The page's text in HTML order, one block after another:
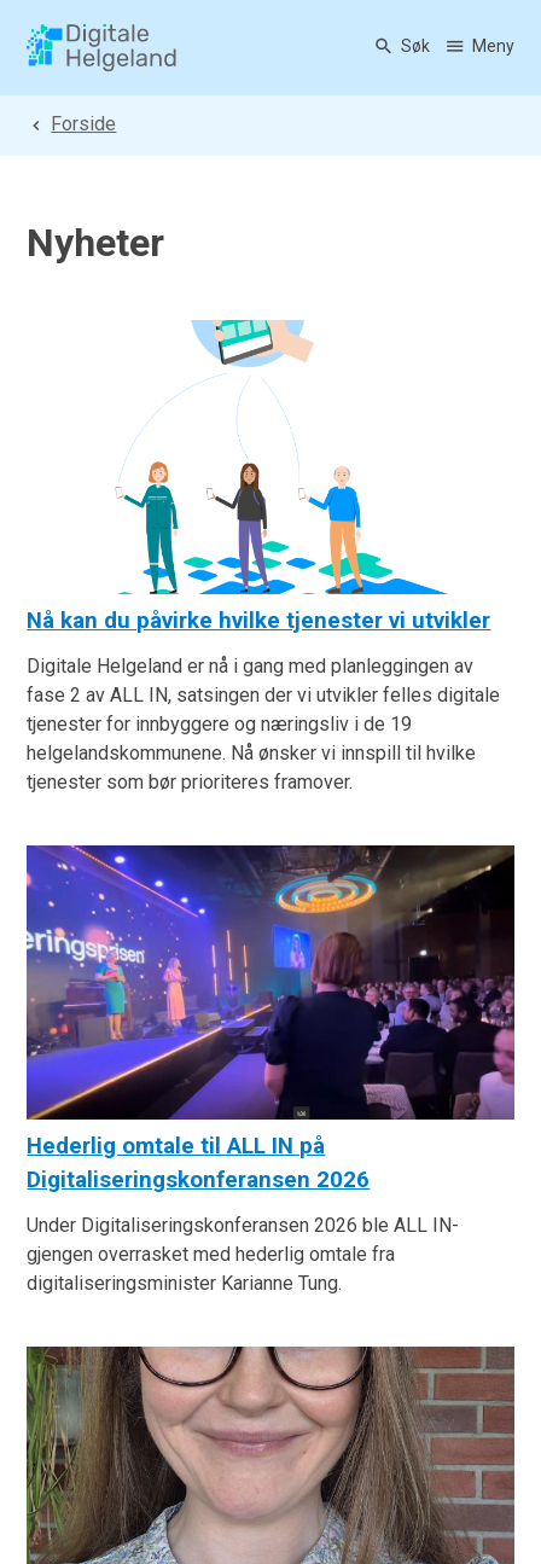
Søk Meny
Forside
Nyheter
Nå kan du påvirke hvilke tjenester vi utvikler
Digitale Helgeland er nå i gang med planleggingen av
fase 2 av ALL IN, satsingen der vi utvikler felles digitale
tjenester for innbyggere og næringsliv i de 19
helgelandskommunene. Nå ønsker vi innspill til hvilke
tjenester som bør prioriteres framover.
Hederlig omtale til ALL IN på
Digitaliseringskonferansen 2026
Under Digitaliseringskonferansen 2026 ble ALL IN-
gjengen overrasket med hederlig omtale fra
digitaliseringsminister Karianne Tung.